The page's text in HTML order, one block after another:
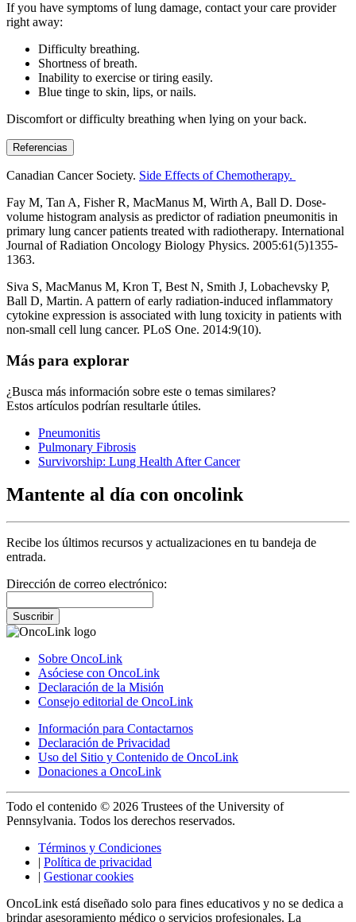
If you have symptoms of lung damage, contact your care provider
right away:
Difficulty breathing.
Shortness of breath.
Inability to exercise or tiring easily.
Blue tinge to skin, lips, or nails.
Discomfort or difficulty breathing when lying on your back.
Referencias
Canadian Cancer Society. Side Effects of Chemotherapy.
Fay M, Tan A, Fisher R, MacManus M, Wirth A, Ball D. Dose-
volume histogram analysis as predictor of radiation pneumonitis in
primary lung cancer patients treated with radiotherapy. International
Journal of Radiation Oncology Biology Physics. 2005:61(5)1355-
1363.
Siva S, MacManus M, Kron T, Best N, Smith J, Lobachevsky P,
Ball D, Martin. A pattern of early radiation-induced inflammatory
cytokine expression is associated with lung toxicity in patients with
non-small cell lung cancer. PLoS One. 2014:9(10).
Más para explorar
¿Busca más información sobre este o temas similares?
Estos artículos podrían resultarle útiles.
Pneumonitis
Pulmonary Fibrosis
Survivorship: Lung Health After Cancer
Mantente al día con oncolink
Recibe los últimos recursos y actualizaciones en tu bandeja de
entrada.
Dirección de correo electrónico:
Suscribir
Sobre OncoLink
Asóciese con OncoLink
Declaración de la Misión
Consejo editorial de OncoLink
Información para Contactarnos
Declaración de Privacidad
Uso del Sitio y Contenido de OncoLink
Donaciones a OncoLink
Todo el contenido © 2026 Trustees of the University of
Pennsylvania. Todos los derechos reservados.
Términos y Condiciones
| Política de privacidad
| Gestionar cookies
OncoLink está diseñado solo para fines educativos y no se dedica a
brindar asesoramiento médico o servicios profesionales. La